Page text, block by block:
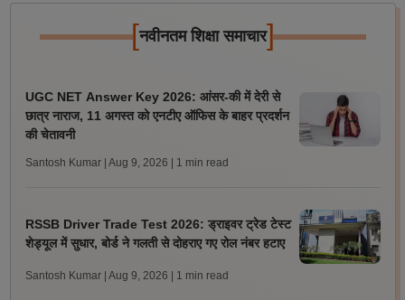
[नवीनतम शिक्षा समाचार]
UGC NET Answer Key 2026: आंसर-की में देरी से
छात्र नाराज, 11 अगस्त को एनटीए ऑफिस के बाहर प्रदर्शन
की चेतावनी
Santosh Kumar | Aug 9, 2026 | 1 min read
RSSB Driver Trade Test 2026: ड्राइवर ट्रेड टेस्ट
शेड्यूल में सुधार, बोर्ड ने गलती से दोहराए गए रोल नंबर हटाए
Santosh Kumar | Aug 9, 2026 | 1 min read